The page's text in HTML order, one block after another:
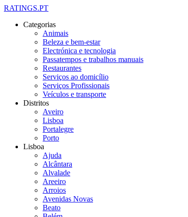
RATINGS.PT
Categorias
Animais
Beleza e bem-estar
Electrónica e tecnologia
Passatempos e trabalhos manuais
Restaurantes
Serviços ao domicílio
Serviços Profissionais
Veículos e transporte
Distritos
Aveiro
Lisboa
Portalegre
Porto
Lisboa
Ajuda
Alcântara
Alvalade
Areeiro
Arroios
Avenidas Novas
Beato